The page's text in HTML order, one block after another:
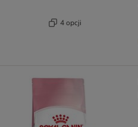
4 opcji